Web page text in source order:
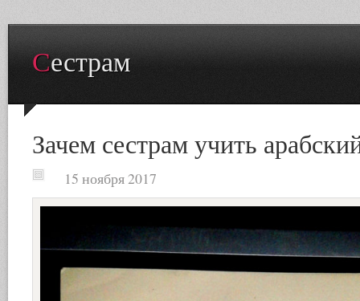
Сестрам
Зачем сестрам учить
15 ноября 2017